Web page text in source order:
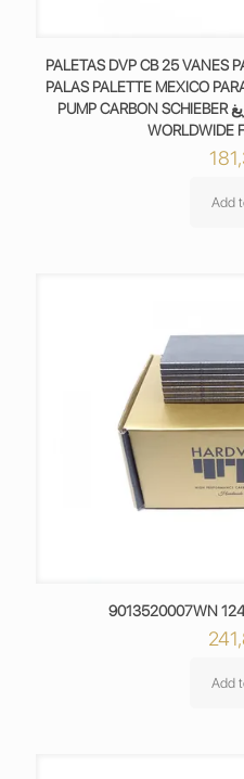
PALETAS DVP CB 25 VANES
PALAS PALETTE MEXICO
PUMP CARBON SCHIEBER ريش مضخات التفريغ H85424/4
WORLDWIDE
Add
9013520007WN
Add